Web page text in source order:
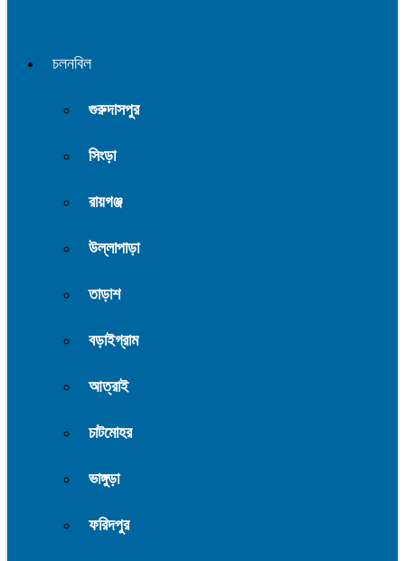
চলনবিল
গুরুদাসপুর
সিংড়া
রায়গঞ্জ
উল্লাপাড়া
তাড়াশ
বড়াইগ্রাম
আত্রাই
চাটমোহর
ভাঙ্গুড়া
ফরিদপুর